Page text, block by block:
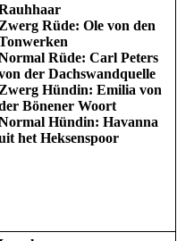
Zwerg Rüde: Ole von den
Rüde: Carl Peters
der Dachswandquelle
Zwerg Hündin: Emilia von
Bönener Woort
Hündin: Havanna
het Heksenspoor